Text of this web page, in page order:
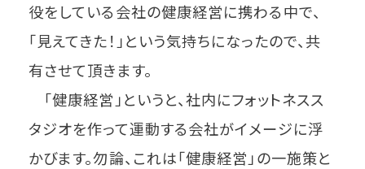
役をしている会社の健康経営に携わる中で、
「見えてきた！」という気持ちになったので、共
有させて頂きます。
「健康経営」というと、社内にフォットネスス
タジオを作って運動する会社がイメージに浮
かびます。勿論、これは「健康経営」の一施策と